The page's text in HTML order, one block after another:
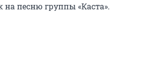
на песню группы «Каста».